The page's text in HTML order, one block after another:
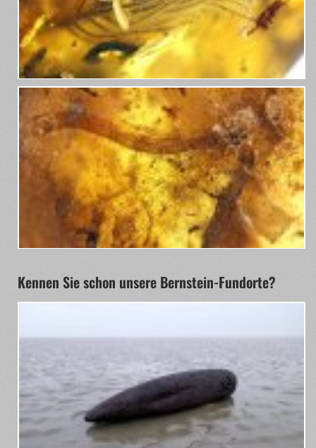
Kennen Sie schon unsere Bernstein-Fundorte?